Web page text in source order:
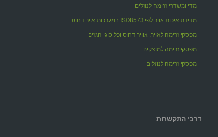
מדי ומשדרי זרימה לנוזלים
מדידת איכות אויר לפי ISO8573 במערכות אויר דחוס
מפסקי זרימה לאויר, אוויר דחוס וכל סוגי הגזים
מפסקי זרימה למוצקים
מפסקי זרימה לנוזלים
דרכי התקשרות